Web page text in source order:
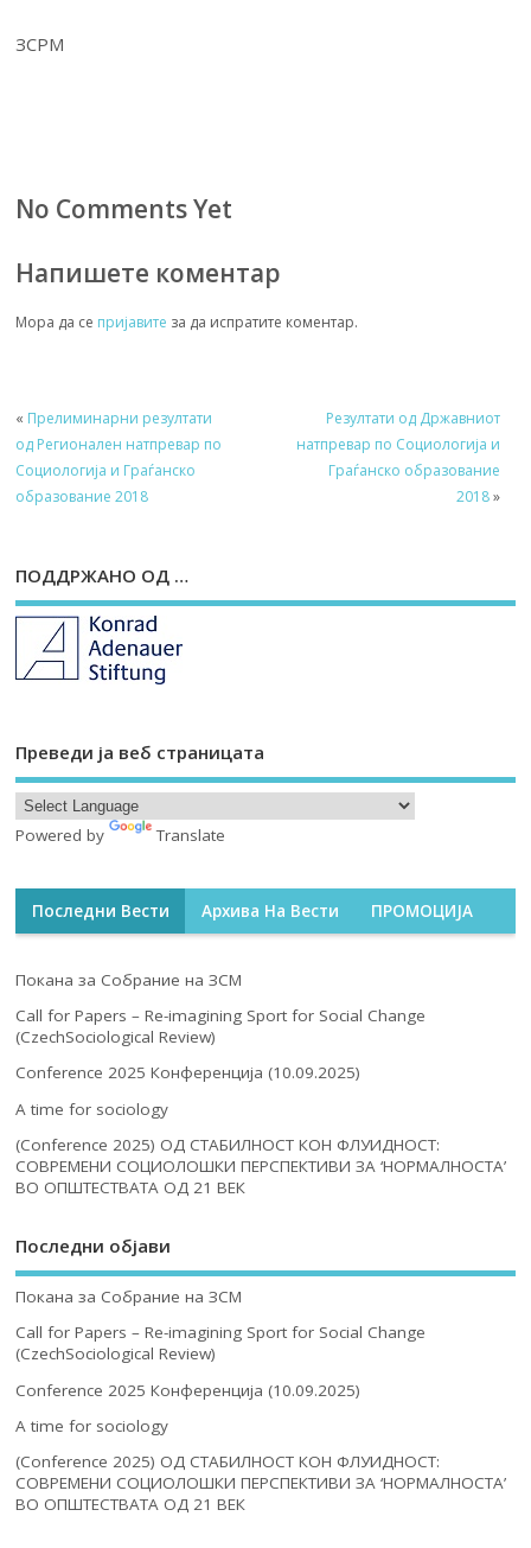
ЗСРМ
No Comments Yet
Напишете коментар
Мора да се пријавите за да испратите коментар.
« Прелиминарни резултати
од Регионален натпревар по
Социологија и Граѓанско
образование 2018
Резултати од Државниот
натпревар по Социологија и
Граѓанско образование
2018»
ПОДДРЖАНО ОД …
Преведи ја веб страницата
Powered by Translate
Последни Вести Архива На Вести ПРОМОЦИЈА
Покана за Собрание на ЗСМ
Call for Papers – Re-imagining Sport for Social Change
(CzechSociological Review)
Conference 2025 Конференција (10.09.2025)
A time for sociology
(Conference 2025) ОД СТАБИЛНОСТ КОН ФЛУИДНОСТ:
СОВРЕМЕНИ СОЦИОЛОШКИ ПЕРСПЕКТИВИ ЗА ‘НОРМАЛНОСТА’
ВО ОПШТЕСТВАТА ОД 21 ВЕК
Последни објави
Покана за Собрание на ЗСМ
Call for Papers – Re-imagining Sport for Social Change
(CzechSociological Review)
Conference 2025 Конференција (10.09.2025)
A time for sociology
(Conference 2025) ОД СТАБИЛНОСТ КОН ФЛУИДНОСТ:
СОВРЕМЕНИ СОЦИОЛОШКИ ПЕРСПЕКТИВИ ЗА ‘НОРМАЛНОСТА’
ВО ОПШТЕСТВАТА ОД 21 ВЕК